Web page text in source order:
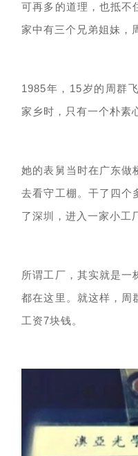
可再多的道理，也抵不
家中有三个兄弟姐妹，
1985年，15岁的周群飞
家乡时，只有一个朴素
她的表舅当时在广东做
去看守工棚。干了四个
了深圳，进入一家小工
所谓工厂，其实就是一
都在这里。就这样，周
工资7块钱。